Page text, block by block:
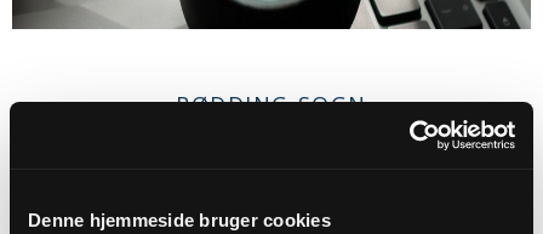
Denne hjemmeside bruger cookies
RØDDING SOGN